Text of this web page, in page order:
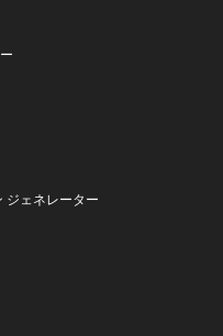
ジェネレーター